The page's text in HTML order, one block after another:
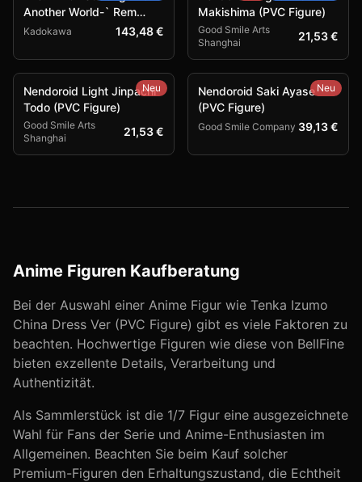
Another World-` Rem
Combat Outfit Ver. (PVC
Kadokawa 143,48 €
Makishima (PVC Figure)
Good Smile Arts
Shanghai
21,53 €
Neu
Nendoroid Light Jinpachi
Todo (PVC Figure)
Good Smile Arts
Shanghai
21,53 €
Neu
Nendoroid Saki Ayase
(PVC Figure)
Good Smile Company 39,13 €
Anime Figuren Kaufberatung
Bei der Auswahl einer Anime Figur wie Tenka Izumo
China Dress Ver (PVC Figure) gibt es viele Faktoren zu
beachten. Hochwertige Figuren wie diese von BellFine
bieten exzellente Details, Verarbeitung und
Authentizität.
Als Sammlerstück ist die 1/7 Figur eine ausgezeichnete
Wahl für Fans der Serie und Anime-Enthusiasten im
Allgemeinen. Beachten Sie beim Kauf solcher
Premium-Figuren den Erhaltungszustand, die Echtheit